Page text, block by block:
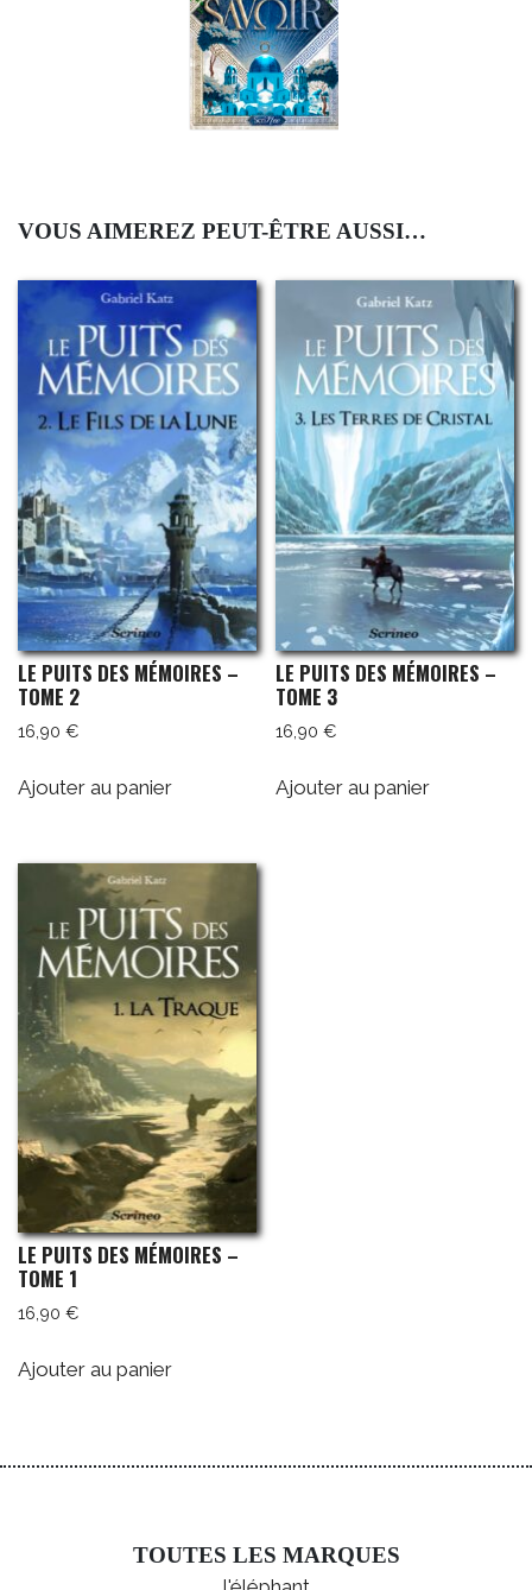
VOUS AIMEREZ PEUT-ÊTRE AUSSI…
LE PUITS DES MÉMOIRES –
TOME 2
16,90 €
Ajouter au panier
LE PUITS DES MÉMOIRES –
TOME 3
16,90€
Ajouter au panier
LE PUITS DES MÉMOIRES –
TOME 1
16,90 €
Ajouter au panier
TOUTES LES MARQUES